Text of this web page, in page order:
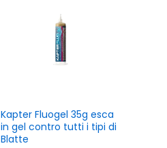
Kapter Fluogel 35g esca
in gel contro tutti i tipi di
Blatte